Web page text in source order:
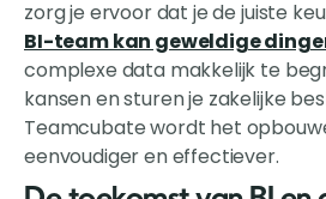
zorg je ervoor dat je de juiste
BI-team kan geweldige
complexe data makkelijk te
kansen en sturen je zakelijke
Teamcubate wordt het
eenvoudiger en effectiever.